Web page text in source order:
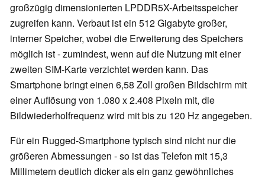
großzügig dimensionierten LPDDR5X-Arbeitsspeicher
zugreifen kann. Verbaut ist ein 512 Gigabyte großer,
interner Speicher, wobei die Erweiterung des Speichers
möglich ist - zumindest, wenn auf die Nutzung mit einer
zweiten SIM-Karte verzichtet werden kann. Das
Smartphone bringt einen 6,58 Zoll großen Bildschirm mit
einer Auflösung von 1.080 x 2.408 Pixeln mit, die
Bildwiederholfrequenz wird mit bis zu 120 Hz angegeben.
Für ein Rugged-Smartphone typisch sind nicht nur die
größeren Abmessungen - so ist das Telefon mit 15,3
Millimetern deutlich dicker als ein ganz gewöhnliches